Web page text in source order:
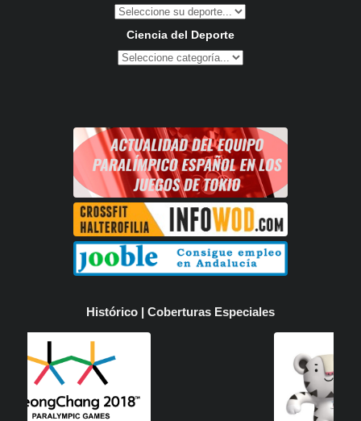
Ciencia del Deporte
Histórico | Coberturas Especiales